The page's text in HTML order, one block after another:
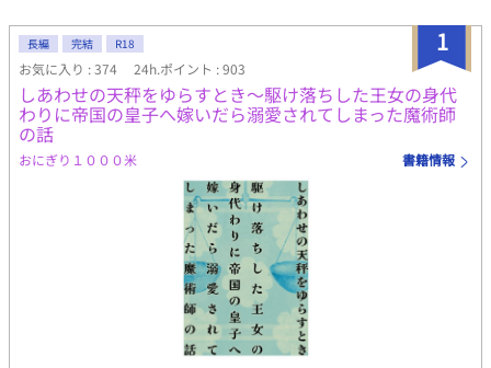
1
長編 完結 R18
お気に入り : 374 24h.ポイント : 903
しあわせの天秤をゆらすとき～駆け落ちした王女の身代
わりに帝国の皇子へ嫁いだら溺愛されてしまった魔術師
の話
おにぎり１０００米 書籍情報